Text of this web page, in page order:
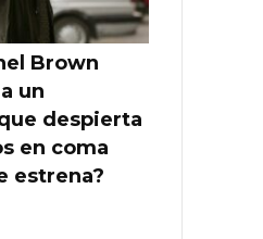
Brown
un
despierta
en coma
estrena?